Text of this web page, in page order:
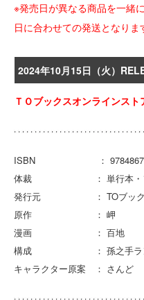
※発売日が異なる商品を一緒
日に合わせての発送となりま
2024年10月15日（火）
ＴＯブックスオンラインス
ISBN ：
体裁 ： 単行本・ソ
発行元 ： TOブック
原作 ： 岬
漫画 ： 百地
構成 ： 孫之手ラ
キャラクター原案 ： さんど